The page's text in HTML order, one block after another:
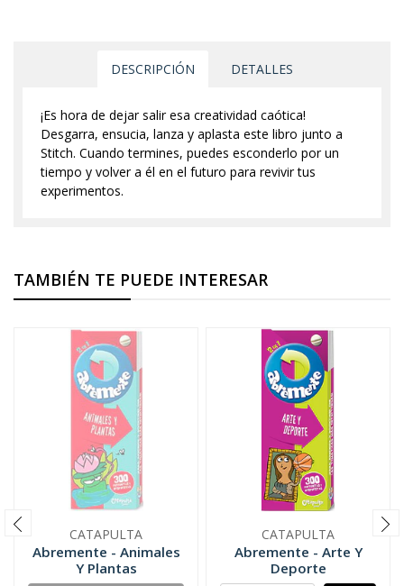
DESCRIPCIÓN DETALLES
¡Es hora de dejar salir esa creatividad caótica!
Desgarra, ensucia, lanza y aplasta este libro junto a
Stitch. Cuando termines, puedes esconderlo por un
tiempo y volver a él en el futuro para revivir tus
experimentos.
TAMBIÉN TE PUEDE INTERESAR
CATAPULTA
Abremente - Animales
Y Plantas
CATAPULTA
Abremente - Arte Y
Deporte